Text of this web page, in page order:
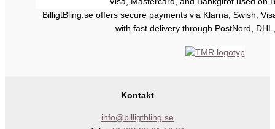
BilligtBling.se offers secure payments via Klarna, Swish,
with fast delivery through PostNord,
Kontakt
info@billigtbling.se